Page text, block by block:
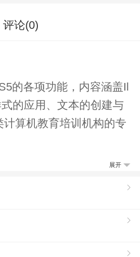
评论(0)
的各项功能，内容涵盖Il
的应用、文本的创建与
算机教育培训机构的专
展开